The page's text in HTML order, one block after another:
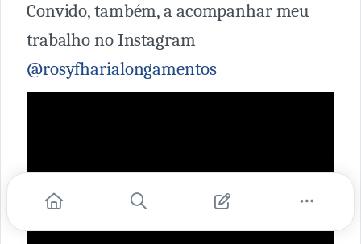
Convido, também, a acompanhar meu
trabalho no Instagram
@rosyfharialongamentos